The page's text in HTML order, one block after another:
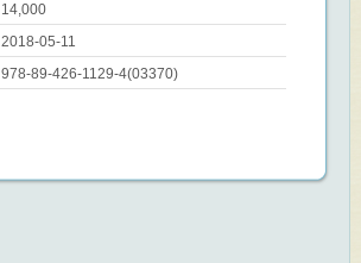
14,000
2018-05-11
978-89-426-1129-4(03370)